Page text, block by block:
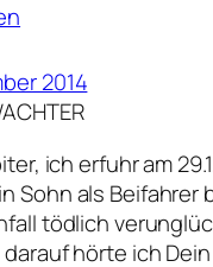
2014
ich erfuhr am
Sohn als Beifahrer
tödlich
hörte ich